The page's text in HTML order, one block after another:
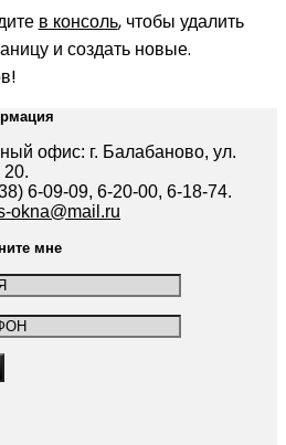
в консоль, чтобы удалить
и создать новые.
офис: г. Балабаново, ул.
20.
6-09-09, 6-20-00, 6-18-74.
okna@mail.ru
мне